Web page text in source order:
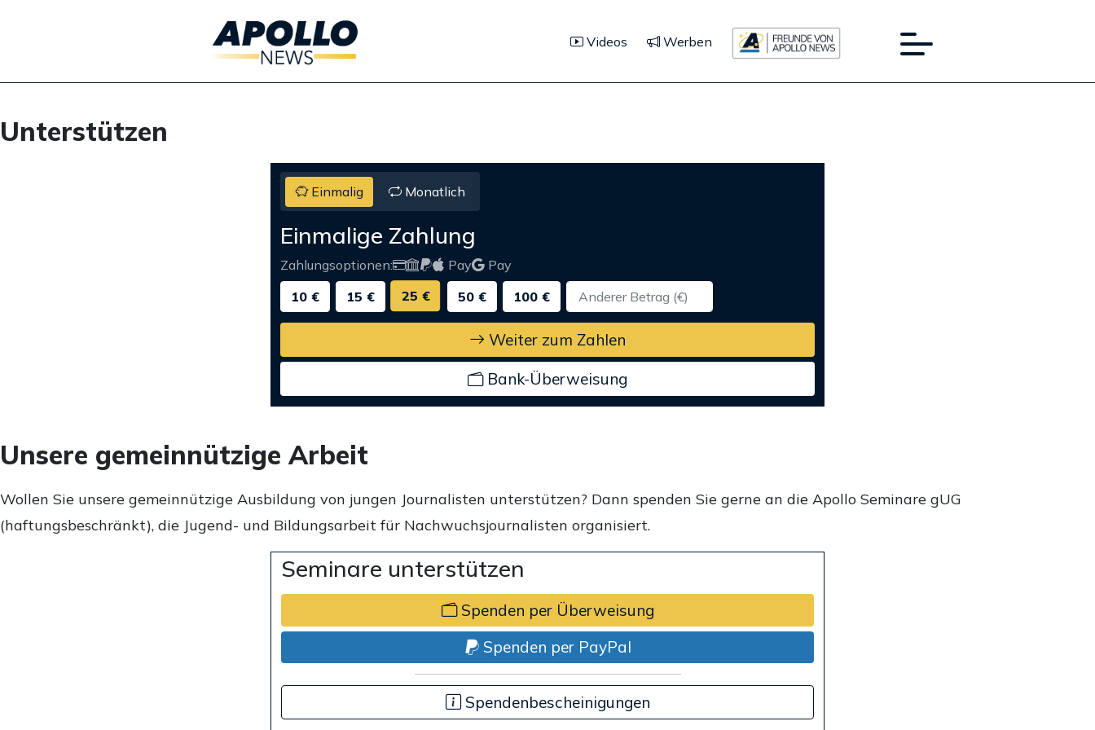
Videos Werben
Unterstützen
Einmalig Monatlich
Einmalige Zahlung
Zahlungsoptionen: Pay
Pay
10 €
15 € 25 € 50 € 100 €
Weiter zum Zahlen
Bank-Überweisung
Unsere gemeinnützige Arbeit
Wollen Sie unsere gemeinnützige Ausbildung von jungen Journalisten unterstützen? Dann spenden Sie gerne an die Apollo Seminare gUG
(haftungsbeschränkt), die Jugend- und Bildungsarbeit für Nachwuchsjournalisten organisiert.
Seminare unterstützen
Spenden per Überweisung
Spenden per PayPal
Spendenbescheinigungen